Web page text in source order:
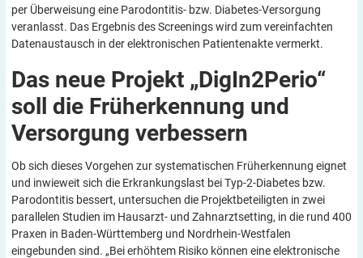
per Überweisung eine Parodontitis- bzw. Diabetes-Versorgung
veranlasst. Das Ergebnis des Screenings wird zum vereinfachten
Datenaustausch in der elektronischen Patientenakte vermerkt.
Das neue Projekt „DigIn2Perio“
soll die Früherkennung und
Versorgung verbessern
Ob sich dieses Vorgehen zur systematischen Früherkennung eignet
und inwieweit sich die Erkrankungslast bei Typ-2-Diabetes bzw.
Parodontitis bessert, untersuchen die Projektbeteiligten in zwei
parallelen Studien im Hausarzt- und Zahnarztsetting, in die rund 400
Praxen in Baden-Württemberg und Nordrhein-Westfalen
eingebunden sind. „Bei erhöhtem Risiko können eine elektronische